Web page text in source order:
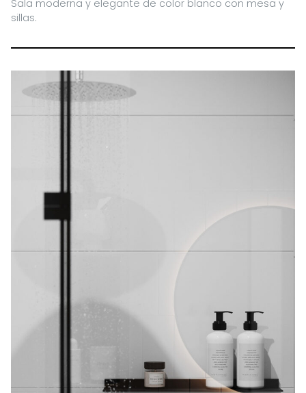
Sala moderna y elegante de color blanco con mesa y
sillas.